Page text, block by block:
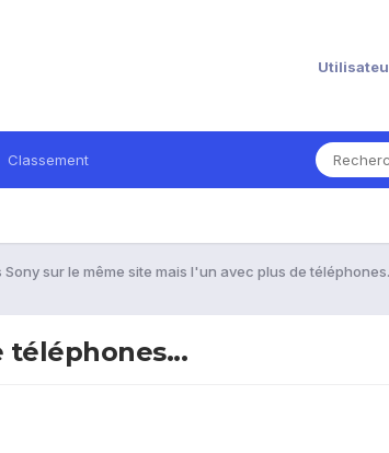
Classement
Sony sur le même site mais l'un avec plus de
téléphones...